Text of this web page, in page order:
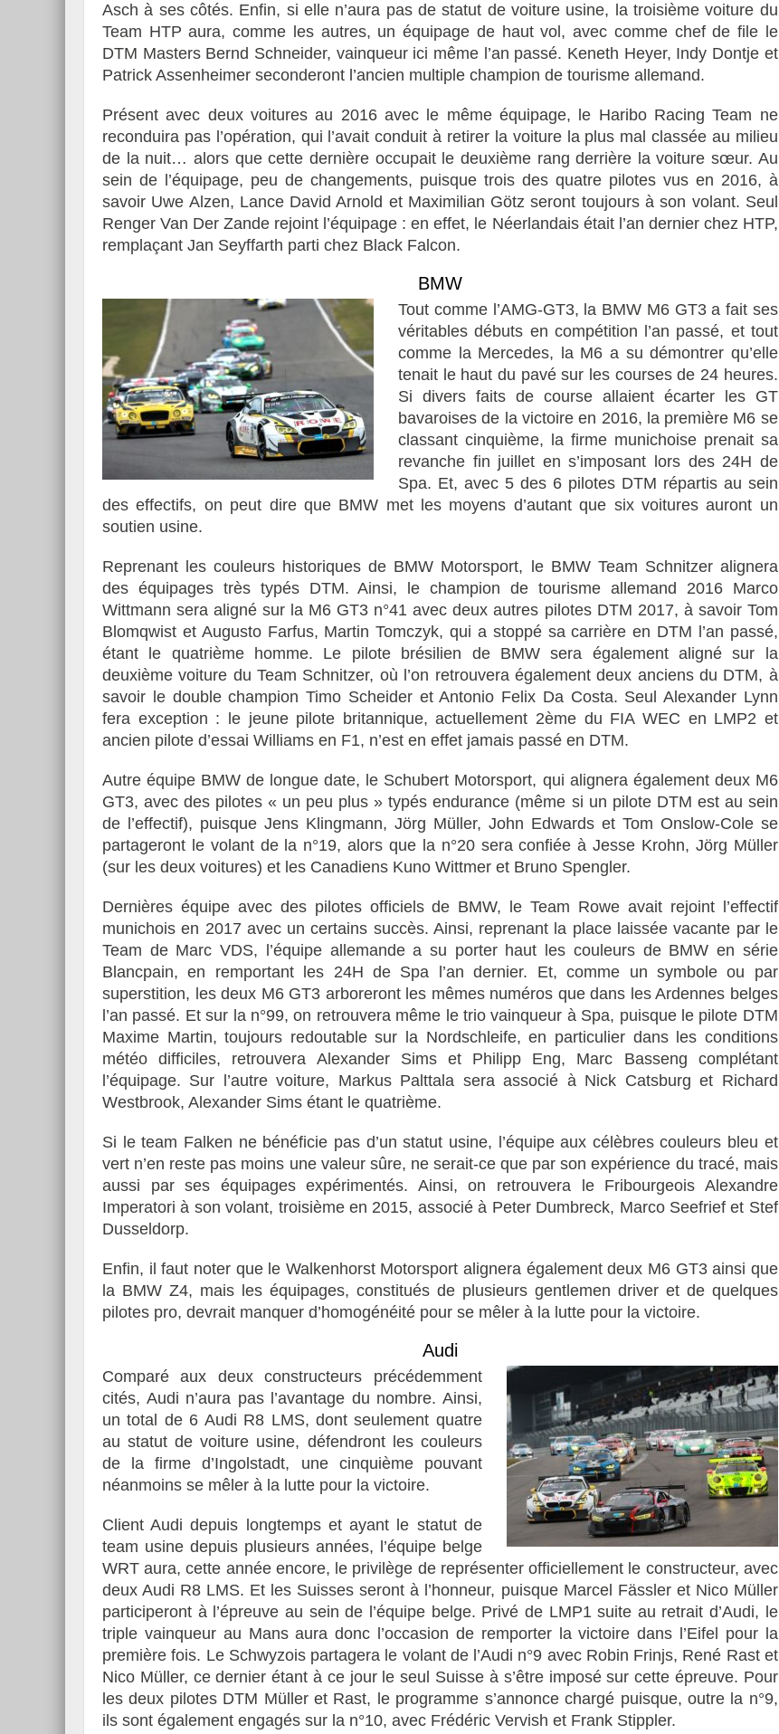
Asch à ses côtés. Enfin, si elle n’aura pas de statut de voiture usine, la troisième voiture du
Team HTP aura, comme les autres, un équipage de haut vol, avec comme chef de file le
DTM Masters Bernd Schneider, vainqueur ici même l’an passé. Keneth Heyer, Indy Dontje et
Patrick Assenheimer seconderont l’ancien multiple champion de tourisme allemand.
Présent avec deux voitures au 2016 avec le même équipage, le Haribo Racing Team ne
reconduira pas l’opération, qui l’avait conduit à retirer la voiture la plus mal classée au milieu
de la nuit… alors que cette dernière occupait le deuxième rang derrière la voiture sœur. Au
sein de l’équipage, peu de changements, puisque trois des quatre pilotes vus en 2016, à
savoir Uwe Alzen, Lance David Arnold et Maximilian Götz seront toujours à son volant. Seul
Renger Van Der Zande rejoint l’équipage : en effet, le Néerlandais était l’an dernier chez HTP,
remplaçant Jan Seyffarth parti chez Black Falcon.
BMW
Tout comme l’AMG-GT3, la BMW M6 GT3 a fait ses
véritables débuts en compétition l’an passé, et tout
comme la Mercedes, la M6 a su démontrer qu’elle
tenait le haut du pavé sur les courses de 24 heures.
Si divers faits de course allaient écarter les GT
bavaroises de la victoire en 2016, la première M6 se
classant cinquième, la firme munichoise prenait sa
revanche fin juillet en s’imposant lors des 24H de
Spa. Et, avec 5 des 6 pilotes DTM répartis au sein
des effectifs, on peut dire que BMW met les moyens d’autant que six voitures auront un
soutien usine.
Reprenant les couleurs historiques de BMW Motorsport, le BMW Team Schnitzer alignera
des équipages très typés DTM. Ainsi, le champion de tourisme allemand 2016 Marco
Wittmann sera aligné sur la M6 GT3 n°41 avec deux autres pilotes DTM 2017, à savoir Tom
Blomqwist et Augusto Farfus, Martin Tomczyk, qui a stoppé sa carrière en DTM l’an passé,
étant le quatrième homme. Le pilote brésilien de BMW sera également aligné sur la
deuxième voiture du Team Schnitzer, où l’on retrouvera également deux anciens du DTM, à
savoir le double champion Timo Scheider et Antonio Felix Da Costa. Seul Alexander Lynn
fera exception : le jeune pilote britannique, actuellement 2ème du FIA WEC en LMP2 et
ancien pilote d’essai Williams en F1, n’est en effet jamais passé en DTM.
Autre équipe BMW de longue date, le Schubert Motorsport, qui alignera également deux M6
GT3, avec des pilotes « un peu plus » typés endurance (même si un pilote DTM est au sein
de l’effectif), puisque Jens Klingmann, Jörg Müller, John Edwards et Tom Onslow-Cole se
partageront le volant de la n°19, alors que la n°20 sera confiée à Jesse Krohn, Jörg Müller
(sur les deux voitures) et les Canadiens Kuno Wittmer et Bruno Spengler.
Dernières équipe avec des pilotes officiels de BMW, le Team Rowe avait rejoint l’effectif
munichois en 2017 avec un certains succès. Ainsi, reprenant la place laissée vacante par le
Team de Marc VDS, l’équipe allemande a su porter haut les couleurs de BMW en série
Blancpain, en remportant les 24H de Spa l’an dernier. Et, comme un symbole ou par
superstition, les deux M6 GT3 arboreront les mêmes numéros que dans les Ardennes belges
l’an passé. Et sur la n°99, on retrouvera même le trio vainqueur à Spa, puisque le pilote DTM
Maxime Martin, toujours redoutable sur la Nordschleife, en particulier dans les conditions
météo difficiles, retrouvera Alexander Sims et Philipp Eng, Marc Basseng complétant
l’équipage. Sur l’autre voiture, Markus Palttala sera associé à Nick Catsburg et Richard
Westbrook, Alexander Sims étant le quatrième.
Si le team Falken ne bénéficie pas d’un statut usine, l’équipe aux célèbres couleurs bleu et
vert n’en reste pas moins une valeur sûre, ne serait-ce que par son expérience du tracé, mais
aussi par ses équipages expérimentés. Ainsi, on retrouvera le Fribourgeois Alexandre
Imperatori à son volant, troisième en 2015, associé à Peter Dumbreck, Marco Seefrief et Stef
Dusseldorp.
Enfin, il faut noter que le Walkenhorst Motorsport alignera également deux M6 GT3 ainsi que
la BMW Z4, mais les équipages, constitués de plusieurs gentlemen driver et de quelques
pilotes pro, devrait manquer d’homogénéité pour se mêler à la lutte pour la victoire.
Audi
Comparé aux deux constructeurs précédemment
cités, Audi n’aura pas l’avantage du nombre. Ainsi,
un total de 6 Audi R8 LMS, dont seulement quatre
au statut de voiture usine, défendront les couleurs
de la firme d’Ingolstadt, une cinquième pouvant
néanmoins se mêler à la lutte pour la victoire.
Client Audi depuis longtemps et ayant le statut de
team usine depuis plusieurs années, l’équipe belge
WRT aura, cette année encore, le privilège de représenter officiellement le constructeur, avec
deux Audi R8 LMS. Et les Suisses seront à l’honneur, puisque Marcel Fässler et Nico Müller
participeront à l’épreuve au sein de l’équipe belge. Privé de LMP1 suite au retrait d’Audi, le
triple vainqueur au Mans aura donc l’occasion de remporter la victoire dans l’Eifel pour la
première fois. Le Schwyzois partagera le volant de l’Audi n°9 avec Robin Frinjs, René Rast et
Nico Müller, ce dernier étant à ce jour le seul Suisse à s’être imposé sur cette épreuve. Pour
les deux pilotes DTM Müller et Rast, le programme s’annonce chargé puisque, outre la n°9,
ils sont également engagés sur la n°10, avec Frédéric Vervish et Frank Stippler.